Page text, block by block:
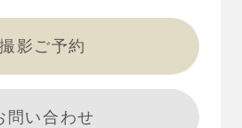
撮影ご予約
問い合わせ